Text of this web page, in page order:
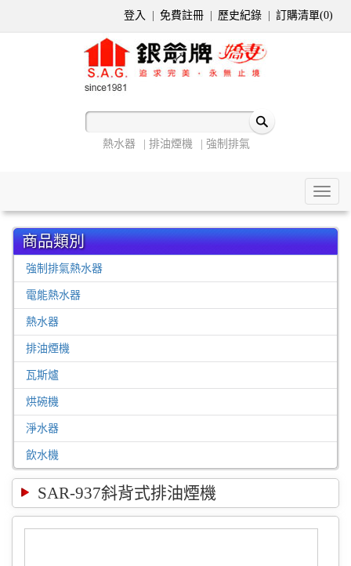
登入 免費註冊 歷史紀錄 訂購清單(0)
熱水器 排油煙機 強制排氣
Toggle
商品類別
強制排氣熱水器
電能熱水器
熱水器
排油煙機
瓦斯爐
烘碗機
淨水器
飲水機
SAR-937斜背式排油煙機